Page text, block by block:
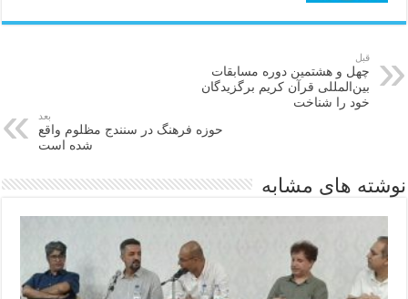
قبل
چهل‌ و هشتمین دوره مسابقات
بین‌المللی قرآن کریم برگزیدگان
خود را شناخت
بعد
حوزه فرهنگ در سنندج مظلوم واقع
شده است
نوشته های مشابه